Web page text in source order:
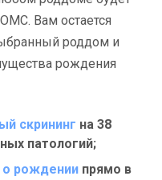
Вам остается
роддом и
рождения
скрининг на 38
патологий;
о рождении прямо в